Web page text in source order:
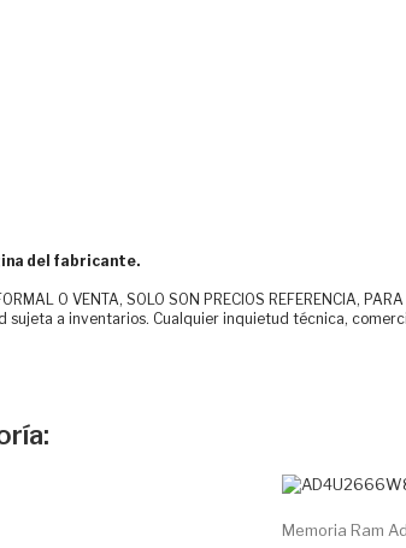
del fabricante.
O VENTA, SOLO SON PRECIOS REFERENCIA,
a inventarios. Cualquier inquietud técnica,
Memoria Ram